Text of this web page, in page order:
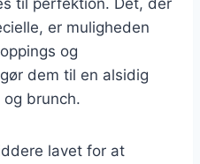
er muligheden
og
dem til en alsidig
brunch.
lavet for at